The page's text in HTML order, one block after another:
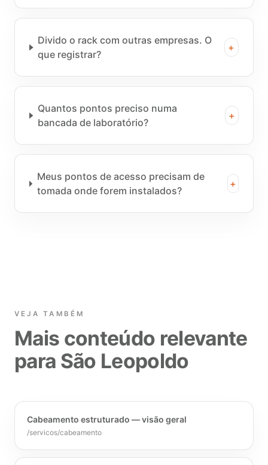
Divido o rack com outras empresas. O
que registrar?
+
Quantos pontos preciso numa
bancada de laboratório?
+
Meus pontos de acesso precisam de
tomada onde forem instalados?
+
VEJA TAMBÉM
Mais conteúdo relevante
para São Leopoldo
Cabeamento estruturado — visão geral
/servicos/cabeamento